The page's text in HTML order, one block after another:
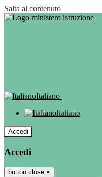
Salta al contenuto
Italiano
Italiano
Accedi
Accedi
button close ×